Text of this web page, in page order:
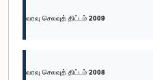
வரவு செலவுத் திட்டம் 2009
வரவு செலவுத் திட்டம் 2008